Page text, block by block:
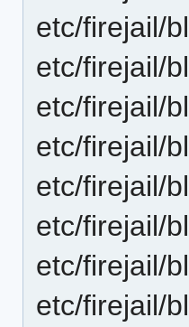
etc/firejail/
etc/firejail/
etc/firejail/
etc/firejail/
etc/firejail/
etc/firejail/
etc/firejail/
etc/firejail/